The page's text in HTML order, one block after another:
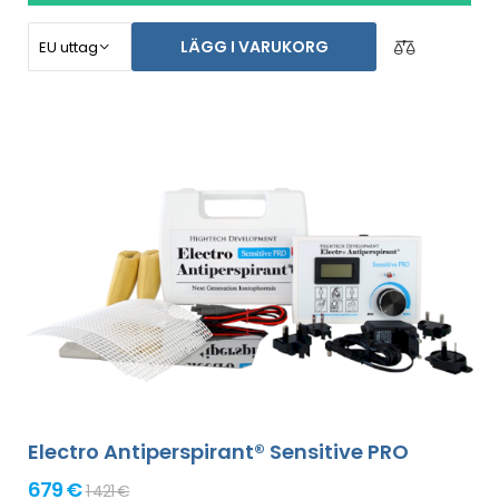
LÄGG I VARUKORG
Electro Antiperspirant® Sensitive PRO
679 €1 421 €